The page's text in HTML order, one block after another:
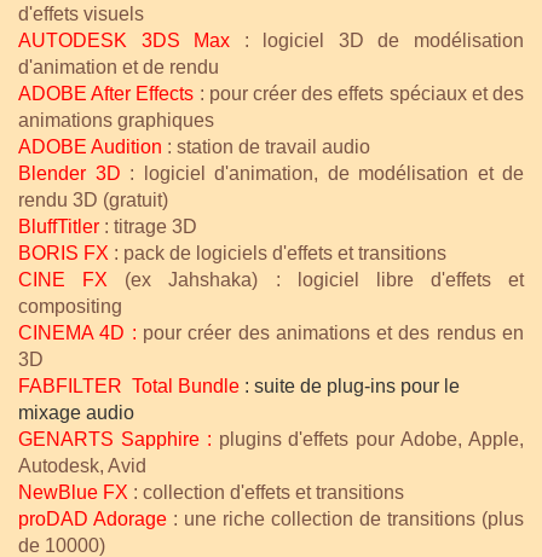
d'effets visuels
AUTODESK 3DS Max : logiciel 3D de modélisation
d'animation et de rendu
ADOBE After Effects : pour créer des effets spéciaux et des
animations graphiques
ADOBE Audition : station de travail audio
Blender 3D : logiciel d'animation, de modélisation et de
rendu 3D (gratuit)
BluffTitler : titrage 3D
BORIS FX : pack de logiciels d'effets et transitions
CINE FX
(ex Jahshaka) : logiciel libre d'effets et
compositing
CINEMA 4D : pour créer des animations et des rendus en
3D
FABFILTER Total Bundle : suite de plug-ins pour le
mixage audio
GENARTS Sapphire: plugins d'effets pour Adobe, Apple,
Autodesk, Avid
NewBlue FX : collection d'effets et transitions
proDAD Adorage : une riche collection de transitions (plus
de 10000)